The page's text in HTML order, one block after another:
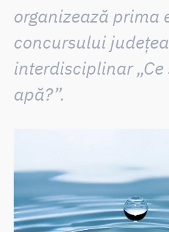
organizează prima
concursului
interdisciplinar
apă?”.